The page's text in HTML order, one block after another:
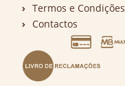
Termos e Condições
Contactos